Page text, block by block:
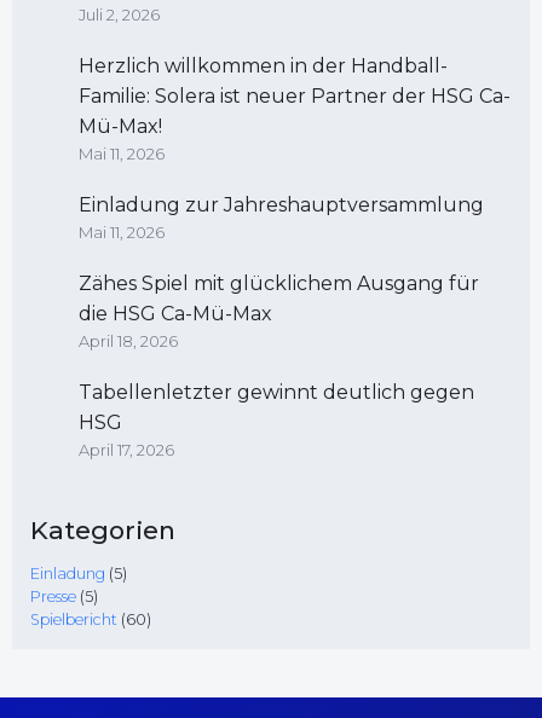
Juli 2, 2026
Herzlich willkommen in der Handball-
Familie: Solera ist neuer Partner der HSG Ca-
Mü-Max!
Mai 11, 2026
Einladung zur Jahreshauptversammlung
Mai 11, 2026
Zähes Spiel mit glücklichem Ausgang für
die HSG Ca-Mü-Max
April 18, 2026
Tabellenletzter gewinnt deutlich gegen
HSG
April 17, 2026
Kategorien
Einladung (5)
Presse (5)
Spielbericht (60)